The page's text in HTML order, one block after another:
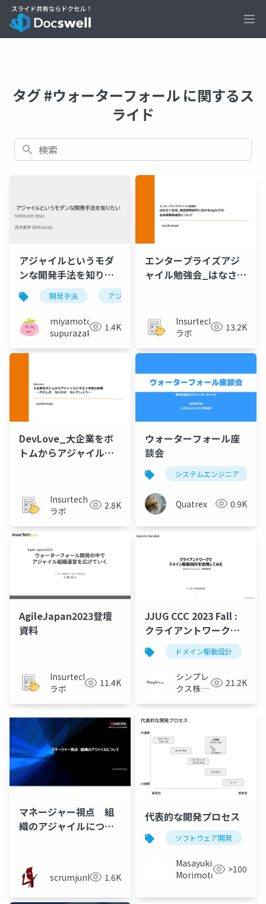
タグ #ウォーターフォール に関するス
ライド
検索
アジャイルというモダ
ンな開発手法を知りた
い
開発手法 アジャイル
miyamoto
supurazako
1.4K
エンタープライズアジ
ャイル勉強会_はなさく
局運営について
Insurtech
ラボ
13.2K
DevLove_大企業をボ
トムからアジャイルに
う
Insurtech
ラボ
2.8K
ウォーターフォール座
談会
システムエンジニア
Quatrex 0.9K
AgileJapan2023登壇
資料
Insurtech
ラボ
11.4K
JJUG CCC 2023 Fall :
クライアントワークで
ドメイン駆動設計を活
用してみてた
ドメイン駆動設計
シンプレ
クス株式
21.2K
マネージャー視点 組
織のアジャイルについ
scrumjunky 1.6K
代表的な開発プロセス
ソフトウェア開発
Masayuki
Morimoto
>100